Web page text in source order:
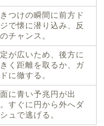
つけの瞬間に前方ド
で懐に潜り込み、反
チャンス。
が広いため、後方に
く距離を取るか、ガ
に徹する。
に青い予兆円が出
すぐに円から外へダ
ュで逃げる。